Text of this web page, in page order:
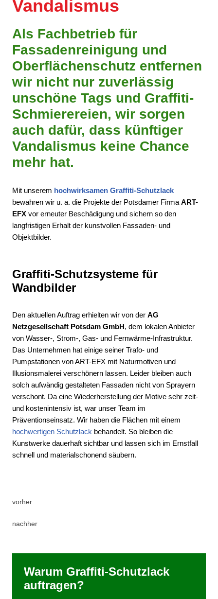
Vandalismus
Als Fachbetrieb für
Fassadenreinigung und
Oberflächenschutz entfernen
wir nicht nur zuverlässig
unschöne Tags und Graffiti-
Schmierereien, wir sorgen
auch dafür, dass künftiger
Vandalismus keine Chance
mehr hat.
Mit unserem hochwirksamen Graffiti-Schutzlack
bewahren wir u. a. die Projekte der Potsdamer Firma ART-
EFX vor erneuter Beschädigung und sichern so den
langfristigen Erhalt der kunstvollen Fassaden- und
Objektbilder.
Graffiti-Schutzsysteme für
Wandbilder
Den aktuellen Auftrag erhielten wir von der AG
Netzgesellschaft Potsdam GmbH, dem lokalen Anbieter
von Wasser-, Strom-, Gas- und Fernwärme-Infrastruktur.
Das Unternehmen hat einige seiner Trafo- und
Pumpstationen von ART-EFX mit Naturmotiven und
Illusionsmalerei verschönern lassen. Leider bleiben auch
solch aufwändig gestalteten Fassaden nicht von Sprayern
verschont. Da eine Wiederherstellung der Motive sehr zeit-
und kostenintensiv ist, war unser Team im
Präventionseinsatz. Wir haben die Flächen mit einem
hochwertigen Schutzlack behandelt. So bleiben die
Kunstwerke dauerhaft sichtbar und lassen sich im Ernstfall
schnell und materialschonend säubern.
vorher
nachher
Warum Graffiti-Schutzlack
auftragen?